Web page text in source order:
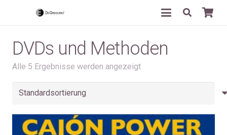
DVDs und Methoden
Alle 5 Ergebnisse werden angezeigt